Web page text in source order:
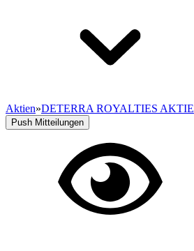
Aktien»DETERRA ROYALTIES AKTIE
Push Mitteilungen